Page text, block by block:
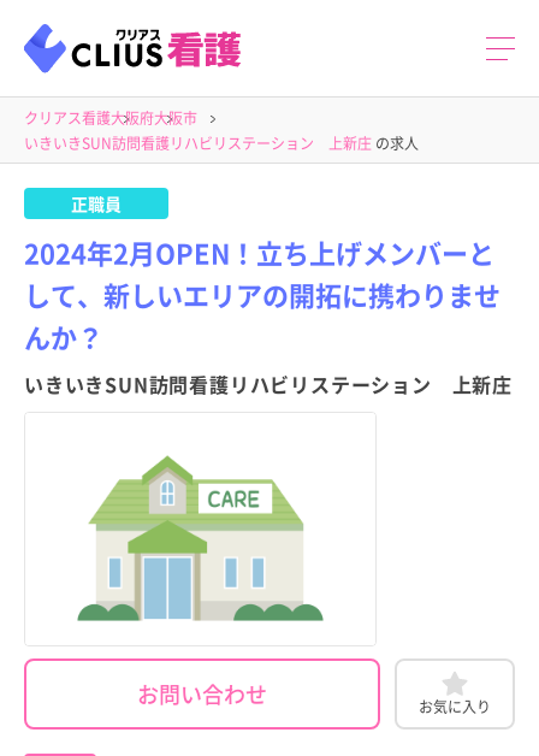
クリアス看護大阪府大阪市
いきいきSUN訪問看護リハビリステーション 上新庄 の求人
正職員
2024年2月OPEN！立ち上げメンバーと
して、新しいエリアの開拓に携わりませ
んか？
いきいきSUN訪問看護リハビリステーション 上新庄
お問い合わせ お気に入り